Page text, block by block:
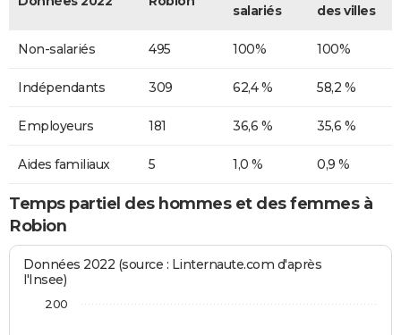
salariés des villes
Non-salariés 495 100% 100%
Indépendants 309 62,4 % 58,2 %
Employeurs 181 36,6 % 35,6 %
Aides familiaux 5 1,0 % 0,9 %
Temps partiel des hommes et des femmes à
Robion
Données 2022 (source : Linternaute.com d'après
l'Insee)
200